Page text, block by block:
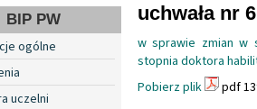
BIP PW
ogólne
uczelni
uchwała nr
w sprawie zmian w
stopnia doktora
Pobierz plik
pdf